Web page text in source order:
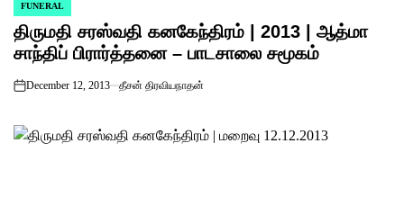
POSTED
IN
FUNERAL
திருமதி சரஸ்வதி கனகேந்திரம் | 2013 | ஆத்மா
சாந்திப் பிரார்த்தனை – பாடசாலை சமூகம்
on
December 12, 2013 தீசன் திரவியநாதன்